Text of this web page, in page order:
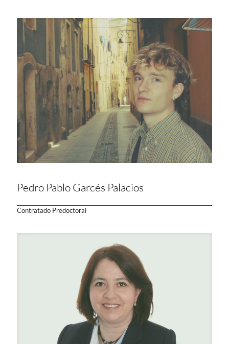
Pedro Pablo Garcés Palacios
Contratado Predoctoral